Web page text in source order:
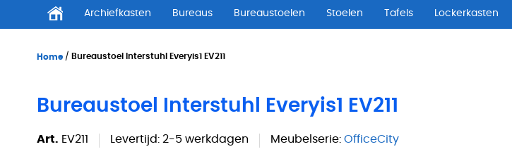
Archiefkasten Bureaus Bureaustoelen Stoelen Tafels Lockerkasten
Home Bureaustoel Interstuhl Everyis1 EV211
Bureaustoel Interstuhl Everyis1 EV211
Art. EV211 Levertijd: 2-5 werkdagen Meubelserie: OfficeCity